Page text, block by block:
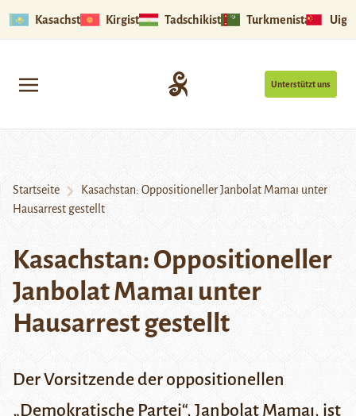
Kasachstan Kirgistan Tadschikistan Turkmenistan
Unterstützt uns
Startseite
Kasachstan: Oppositioneller Janbolat Mamaı unter
Hausarrest gestellt
Kasachstan: Oppositioneller
Janbolat Mamaı unter
Hausarrest gestellt
Der Vorsitzende der oppositionellen
„Demokratische Partei“, Janbolat Mamaı, ist